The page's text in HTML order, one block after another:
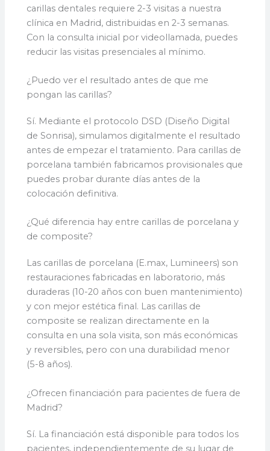
carillas dentales requiere 2-3 visitas a nuestra
clínica en Madrid, distribuidas en 2-3 semanas.
Con la consulta inicial por videollamada, puedes
reducir las visitas presenciales al mínimo.
¿Puedo ver el resultado antes de que me
pongan las carillas?
Sí. Mediante el protocolo DSD (Diseño Digital
de Sonrisa), simulamos digitalmente el resultado
antes de empezar el tratamiento. Para carillas de
porcelana también fabricamos provisionales que
puedes probar durante días antes de la
colocación definitiva.
¿Qué diferencia hay entre carillas de porcelana y
de composite?
Las carillas de porcelana (E.max, Lumineers) son
restauraciones fabricadas en laboratorio, más
duraderas (10-20 años con buen mantenimiento)
y con mejor estética final. Las carillas de
composite se realizan directamente en la
consulta en una sola visita, son más económicas
y reversibles, pero con una durabilidad menor
(5-8 años).
¿Ofrecen financiación para pacientes de fuera de
Madrid?
Sí. La financiación está disponible para todos los
pacientes, independientemente de su lugar de